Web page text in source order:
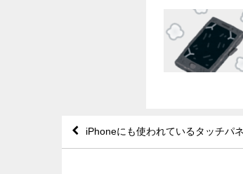
iPhoneにも使われているタッチパ